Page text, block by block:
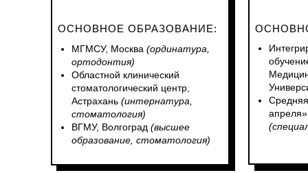
ОСНОВНОЕ ОБРАЗОВАНИЕ:
МГМСУ, Москва (ординатура,
ортодонтия)
Областной клинический
стоматологический центр,
Астрахань (интернатура,
стоматология)
ВГМУ, Волгоград (высшее
образование, стоматология)